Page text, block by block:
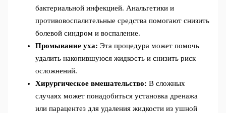
бактериальной инфекцией. Анальгетики и
противовоспалительные средства помогают снизить
болевой синдром и воспаление.
Промывание уха: Эта процедура может помочь
удалить накопившуюся жидкость и снизить риск
осложнений.
Хирургическое вмешательство: В сложных
случаях может понадобиться установка дренажа
или парацентез для удаления жидкости из ушной